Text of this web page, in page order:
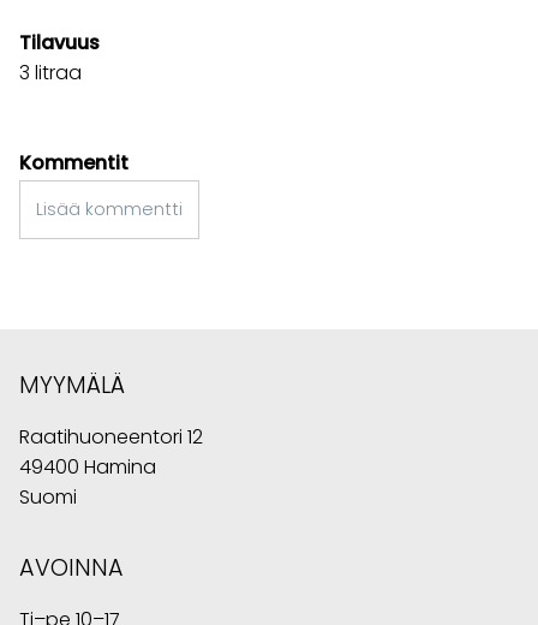
Tilavuus
3 litraa
Kommentit
Lisää kommentti
MYYMÄLÄ
Raatihuoneentori 12
49400 Hamina
Suomi
AVOINNA